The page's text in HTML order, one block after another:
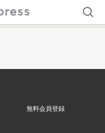
無料会員登録